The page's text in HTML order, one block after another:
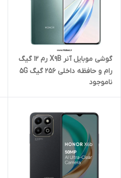
گوشی موبایل آنر X9B رم 12 گیگ
رام و حافظه داخلی 256 گیگ 5G
ناموجود